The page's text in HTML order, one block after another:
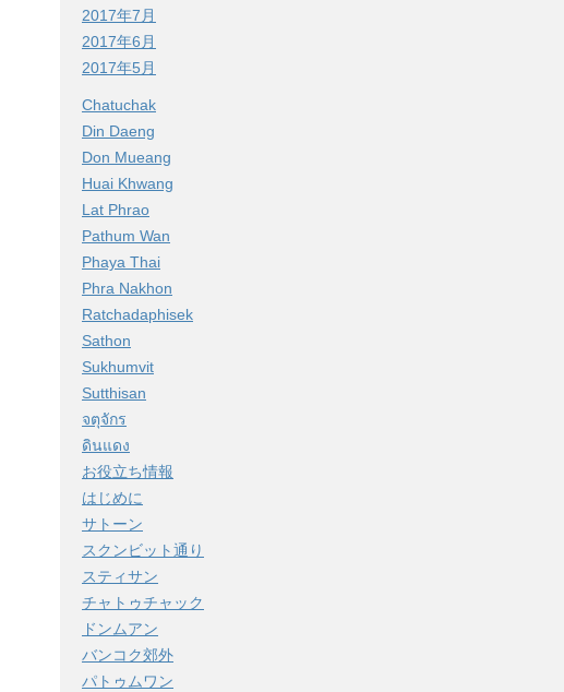
2017年7月
2017年6月
2017年5月
Chatuchak
Din Daeng
Don Mueang
Huai Khwang
Lat Phrao
Pathum Wan
Phaya Thai
Phra Nakhon
Ratchadaphisek
Sathon
Sukhumvit
Sutthisan
จตุจักร
ดินแดง
お役立ち情報
はじめに
サトーン
スクンビット通り
スティサン
チャトゥチャック
ドンムアン
バンコク郊外
パトゥムワン